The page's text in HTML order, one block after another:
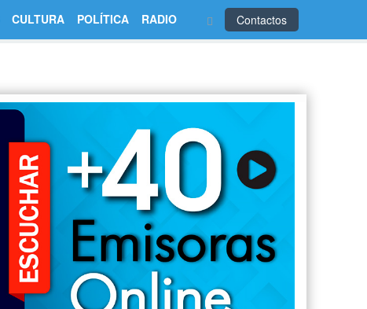
Contactos
CULTURA POLÍTICA RADIO